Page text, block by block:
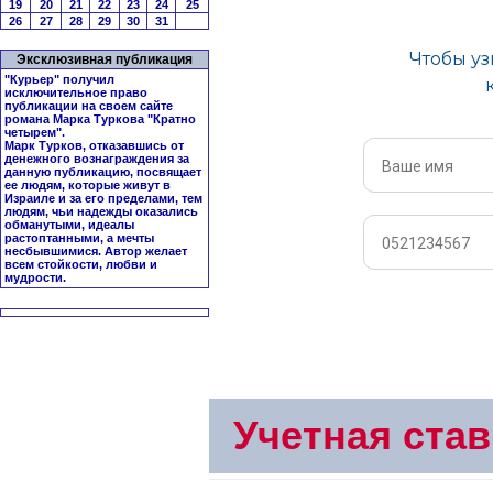
19
20 21 22 23 24
25
26
27 28 29 30 31
Эксклюзивная публикация
"Курьер" получил
исключительное право
публикации на своем сайте
романа Марка Туркова "Кратно
четырем".
Марк Турков, отказавшись от
денежного вознаграждения за
данную публикацию, посвящает
ее людям, которые живут в
Израиле и за его пределами, тем
людям, чьи надежды оказались
обманутыми, идеалы
растоптанными, а мечты
несбывшимися. Автор желает
всем стойкости, любви и
мудрости.
Учетная